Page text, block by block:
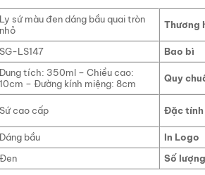
Ly sứ màu đen dáng bầu quai tròn
nhỏ
Thương
SG-LS147 Bao bì
Dung tích: 350ml – Chiều cao:
10cm – Đường kính miệng: 8cm
Quy
Sứ cao cấp Đặc tính
Dáng bầu In Logo
Đen Số